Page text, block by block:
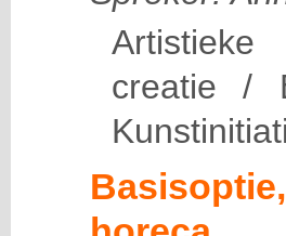
creatie /